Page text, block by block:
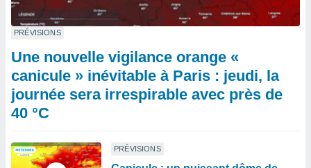
PRÉVISIONS
Une nouvelle vigilance orange «
canicule » inévitable à Paris : jeudi, la
journée sera irrespirable avec près de
40 °C
PRÉVISIONS